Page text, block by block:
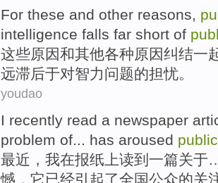
For these and other reasons,
intelligence falls far short of
这些原因和其他各种原因纠结一
远滞后于对智力问题的担忧。
youdao
I recently read a newspaper
problem of... has aroused public
最近 ， 我在报纸上读到 一篇关于
憾，它已经引起了全国公众的关